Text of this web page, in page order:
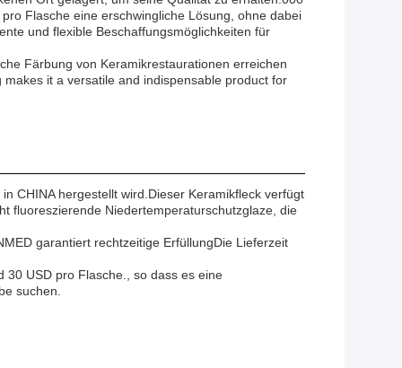
Flasche eine erschwingliche Lösung, ohne dabei
und flexible Beschaffungsmöglichkeiten für
Färbung von Keramikrestaurationen erreichen
it a versatile and indispensable product for
CHINA hergestellt wird.Dieser Keramikfleck verfügt
fluoreszierende Niedertemperaturschutzglaze, die
garantiert rechtzeitige ErfüllungDie Lieferzeit
30 USD pro Flasche., so dass es eine
suchen.